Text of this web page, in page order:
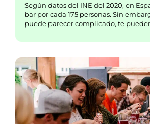
Según datos del INE del 2020, en
bar por cada 175 personas. Sin
puede parecer complicado, te